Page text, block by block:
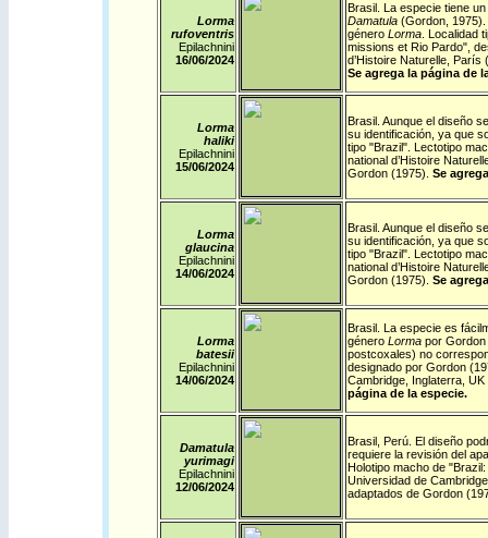
Lorma
rufoventris
Epilachnini
16/06/2024
Brasil. La especie tiene
Damatula(Gordon, 1975).
género Lorma. Localidad
missions et Rio Pardo",
d’Histoire Naturelle,
Se agrega la página de
Lorma
haliki
Epilachnini
15/06/2024
Brasil. Aunque el diseño
su identificación, ya que
tipo "Brazil". Lectotipo
national d’Histoire
Gordon (1975). Se
Lorma
glaucina
Epilachnini
14/06/2024
Brasil. Aunque el diseño
su identificación, ya que
tipo "Brazil". Lectotipo
national d’Histoire
Gordon (1975). Se
Lorma
batesii
Epilachnini
14/06/2024
Brasil. La especie es
género Lormapor Gordon
postcoxales) no
designado por Gordon
Cambridge, Inglaterra,
página de la especie.
Damatula
yurimagi
Epilachnini
12/06/2024
Brasil, Perú. El diseño
requiere la revisión del
Holotipo macho de
Universidad de
adaptados de Gordon